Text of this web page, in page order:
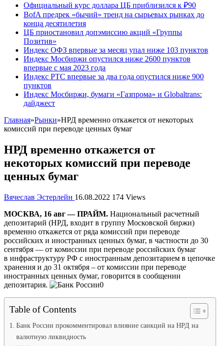
Официальный курс доллара ЦБ приблизился к ₽90
BofA предрек «бычий» тренд на сырьевых рынках до
конца десятилетия
ЦБ приостановил допэмиссию акций «Группы
Позитив»
Индекс ОФЗ впервые за месяц упал ниже 103 пунктов
Индекс Мосбиржи опустился ниже 2600 пунктов
впервые с мая 2023 года
Индекс РТС впервые за два года опустился ниже 900
пунктов
Индекс Мосбиржи, бумаги «Газпрома» и Globaltrans:
дайджест
Главная»Рынки»НРД временно откажется от некоторых
комиссий при переводе ценных бумаг
НРД временно откажется от
некоторых комиссий при переводе
ценных бумаг
Вячеслав Эстерлейн 16.08.2022 174 Views
МОСКВА, 16 авг — ПРАЙМ. Национальный расчетный
депозитарий (НРД, входит в группу Московской биржи)
временно откажется от ряда комиссий при переводе
российских и иностранных ценных бумаг, в частности до 30
сентября — от комиссии при переводе российских бумаг
в инфраструктуру РФ с иностранным депозитарием в цепочке
хранения и до 31 октября – от комиссии при переводе
иностранных ценных бумаг, говорится в сообщении
депозитария.
Table of Contents
Банк России прокомментировал влияние санкций на НРД на
валютную ликвидность